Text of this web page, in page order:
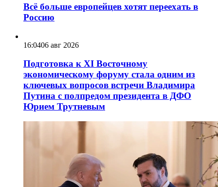
Всё больше европейцев хотят переехать в
Россию
16:0406 авг 2026
Подготовка к XI Восточному
экономическому форуму стала одним из
ключевых вопросов встречи Владимира
Путина с полпредом президента в ДФО
Юрием Трутневым